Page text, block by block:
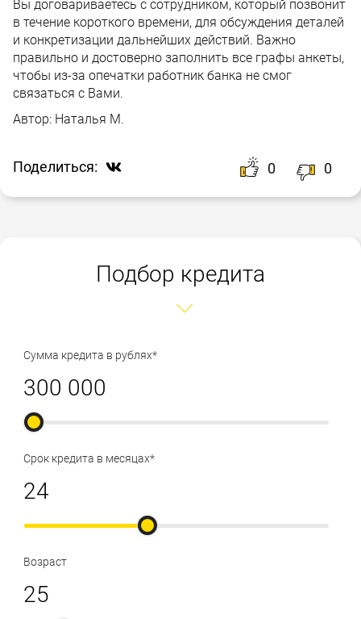
Вы договариваетесь с сотрудником, который позвонит
в течение короткого времени, для обсуждения деталей
и конкретизации дальнейших действий. Важно
правильно и достоверно заполнить все графы анкеты,
чтобы из-за опечатки работник банка не смог
связаться с Вами.
Автор: Наталья М.
Поделиться: 0 0
Подбор кредита
Сумма кредита в рублях*
Срок кредита в месяцах*
Возраст